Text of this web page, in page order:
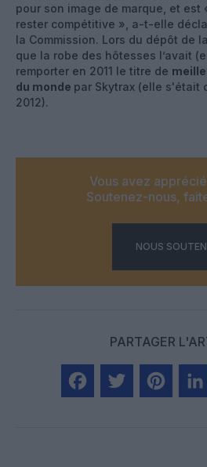
pour son image de marque, et est
rester compétitive », a-t-elle
la Commission. Lors du dépôt de
que la robe des hôtesses l’avait
remporter en 2011 le titre de
du monde par Skytrax (elle s'était
2012).
Vous avez
Soutenez-nous,
NOUS
PARTAGER